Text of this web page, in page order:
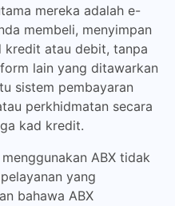
mereka adalah e-
membeli, menyimpan
kredit atau debit, tanpa
lain yang ditawarkan
sistem pembayaran
perkhidmatan secara
kad kredit.
ABX tidak
yang
bahawa ABX